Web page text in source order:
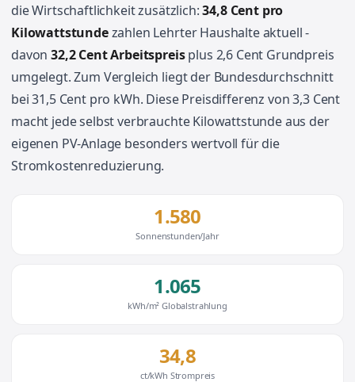
die Wirtschaftlichkeit zusätzlich:34,8 Cent pro
Kilowattstundezahlen Lehrter Haushalte aktuell -
davon32,2 Cent Arbeitspreisplus 2,6 Cent Grundpreis
umgelegt. Zum Vergleich liegt der Bundesdurchschnitt
bei 31,5 Cent pro kWh. Diese Preisdifferenz von 3,3 Cent
macht jede selbst verbrauchte Kilowattstunde aus der
eigenen PV-Anlage besonders wertvoll für die
Stromkostenreduzierung.
1.580
Sonnenstunden/Jahr
1.065
kWh/m² Globalstrahlung
34,8
ct/kWh Strompreis